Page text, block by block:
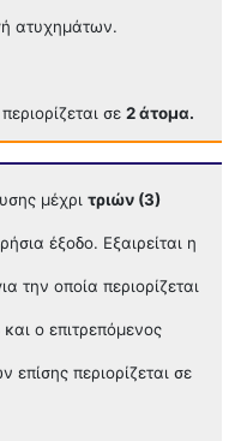
ατυχημάτων.
σε 2 άτομα.
μέχρι τριών (3)
έξοδο. Εξαιρείται η
την οποία περιορίζεται
ο επιτρεπόμενος
περιορίζεται σε